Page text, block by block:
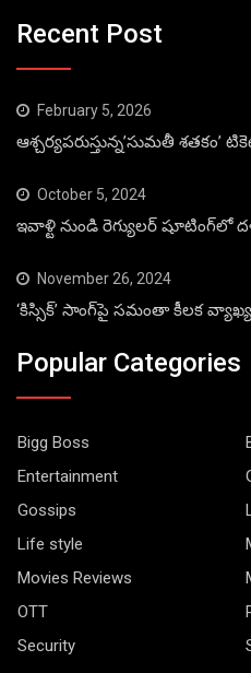
Recent Post
February 5, 2026
ఆశ్చర్యపరుస్తున్న’సుమతీ శతకం’
October 5, 2024
ఇవాళ్టి నుండి రెగ్యులర్ షూటింగ్‌లో
November 26, 2024
‘కిస్సిక్’ సాంగ్‌పై సమంతా కీలక
Popular Categories
Bigg Boss
Entertainment
Gossips
Life style
Movies Reviews
OTT
Security